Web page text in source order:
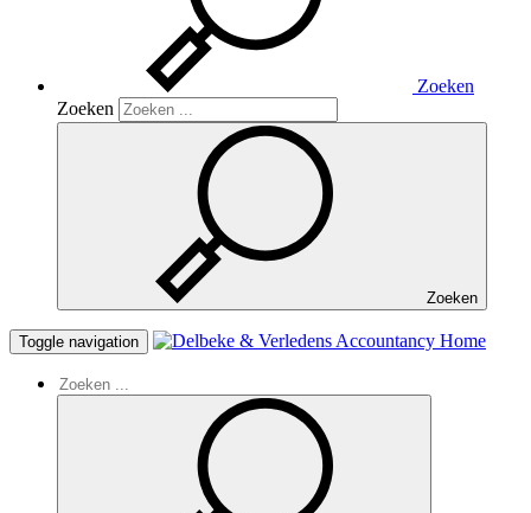
Zoeken
Zoeken
Zoeken
Toggle navigation Home